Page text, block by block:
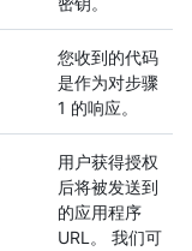
您收到的代码
是作为对步骤
1 的响应。
用户获得授权
后将被发送到
的应用程序
URL。 我们可